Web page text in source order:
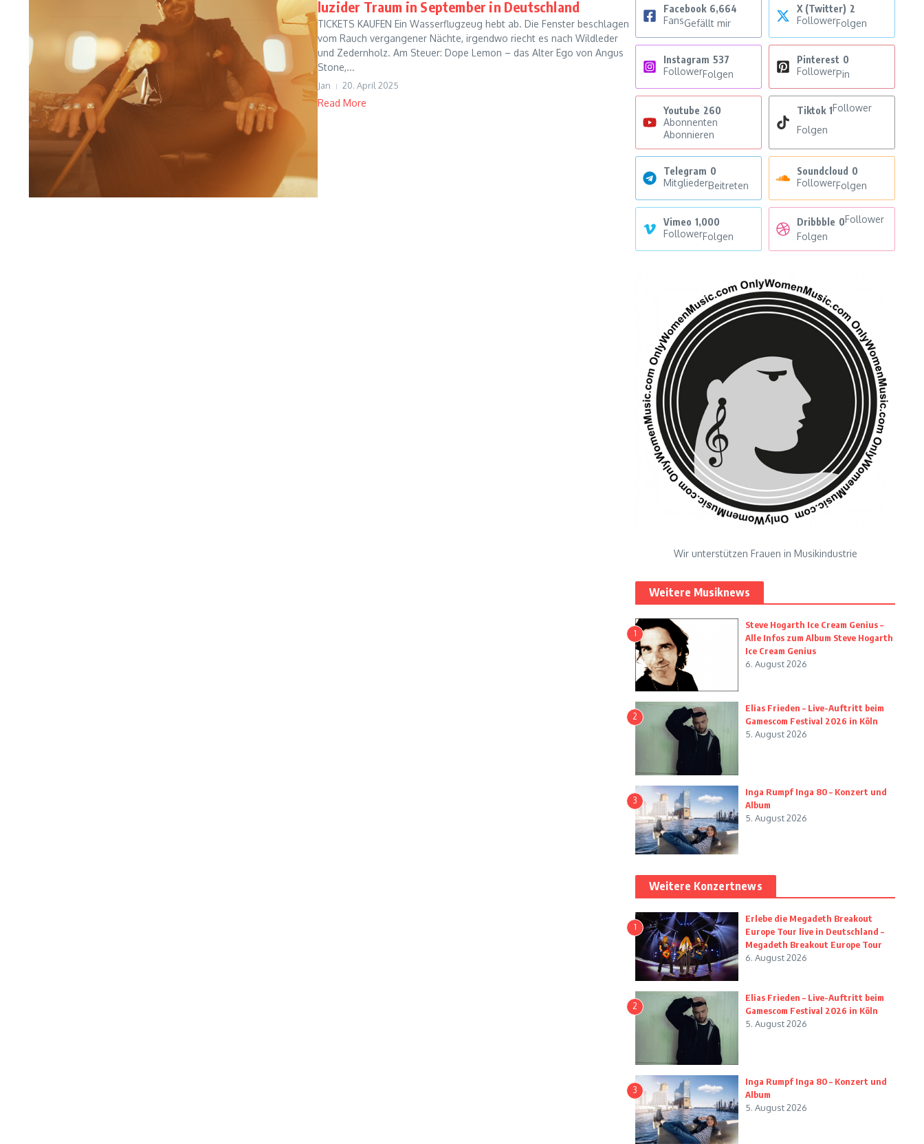
luzider Traum in September in Deutschland
TICKETS KAUFEN Ein Wasserflugzeug hebt ab. Die Fenster beschlagen
vom Rauch vergangener Nächte, irgendwo riecht es nach Wildleder
und Zedernholz. Am Steuer: Dope Lemon – das Alter Ego von Angus
Stone,...
Jan 20. April 2025
Read More
Facebook 6,664
FansGefällt mir
X (Twitter) 2
FollowerFolgen
Instagram 537
FollowerFolgen
Pinterest 0
FollowerPin
Youtube 260
Abonnenten
Abonnieren
Tiktok 1Follower
Folgen
Telegram 0
MitgliederBeitreten
Soundcloud 0
FollowerFolgen
Vimeo 1,000
FollowerFolgen
Dribbble 0Follower
Folgen
Wir unterstützen Frauen in Musikindustrie
Weitere Musiknews
1
Steve Hogarth Ice Cream Genius –
Alle Infos zum Album Steve Hogarth
Ice Cream Genius
6. August 2026
2
Elias Frieden – Live-Auftritt beim
Gamescom Festival 2026 in Köln
5. August 2026
3
Inga Rumpf Inga 80 – Konzert und
Album
5. August 2026
Weitere Konzertnews
1
Erlebe die Megadeth Breakout
Europe Tour live in Deutschland –
Megadeth Breakout Europe Tour
6. August 2026
2
Elias Frieden – Live-Auftritt beim
Gamescom Festival 2026 in Köln
5. August 2026
3
Inga Rumpf Inga 80 – Konzert und
Album
5. August 2026